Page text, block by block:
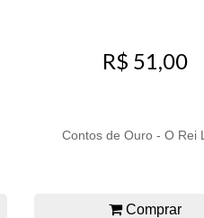
R$ 51,00
Contos de Ouro - O Rei
Comprar